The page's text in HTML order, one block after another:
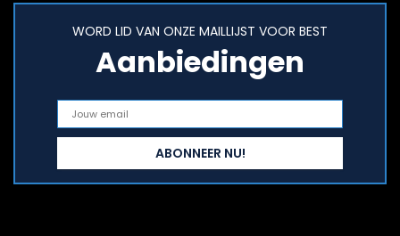
WORD LID VAN ONZE MAILLIJST VOOR BEST
Aanbiedingen